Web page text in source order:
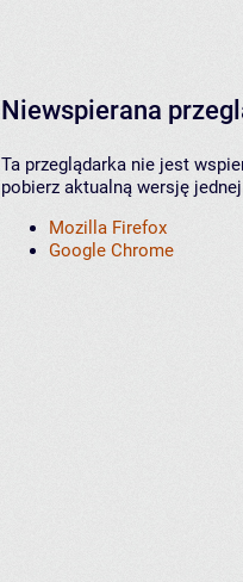
Niewspierana
Ta przeglądarka nie jest
pobierz aktualną wersję
Mozilla Firefox
Google Chrome